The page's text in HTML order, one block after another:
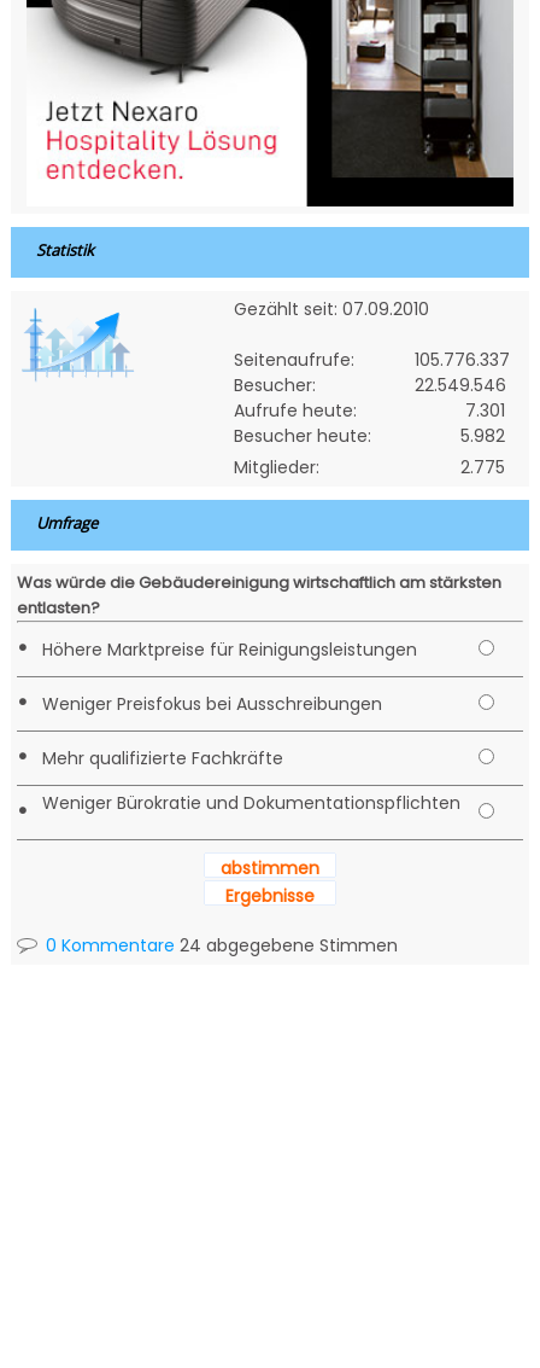
Statistik
Gezählt seit: 07.09.2010
Seitenaufrufe:
105.776.337
Besucher:
22.549.546
Aufrufe heute:
7.301
Besucher heute:
5.982
Mitglieder:
2.775
Umfrage
Was würde die Gebäudereinigung wirtschaftlich am stärksten
entlasten?
• Höhere Marktpreise für Reinigungsleistungen
• Weniger Preisfokus bei Ausschreibungen
• Mehr qualifizierte Fachkräfte
• Weniger Bürokratie und Dokumentationspflichten
abstimmen
Ergebnisse
0 Kommentare 24 abgegebene Stimmen